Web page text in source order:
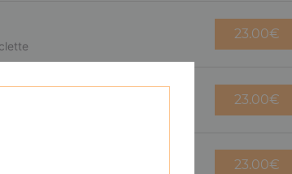
23.00€
23.00€
23.00€